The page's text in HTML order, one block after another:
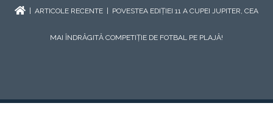
ARTICOLE RECENTE | POVESTEA EDIȚIEI 11 A CUPEI JUPITER, CEA
MAI ÎNDRĂGITĂ COMPETIȚIE DE FOTBAL PE PLAJĂ!